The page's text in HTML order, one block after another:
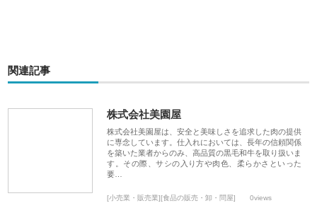
関連記事
株式会社美園屋
株式会社美園屋は、安全と美味しさを追求した肉の提供
に専念しています。仕入れにおいては、長年の信頼関係
を築いた業者からのみ、高品質の黒毛和牛を取り扱いま
す。その際、サシの入り方や肉色、柔らかさといった
要…
[小売業・販売業][食品の販売・卸・問屋] 0views